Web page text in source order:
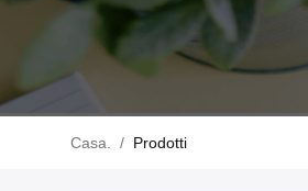
Casa. / Prodotti